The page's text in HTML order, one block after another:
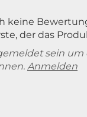
keine
der das
sein
Anmelden